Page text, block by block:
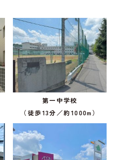
第一中学校
（徒歩13分／約1000m）